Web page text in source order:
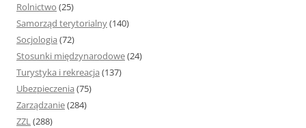
Rolnictwo (25)
Samorząd terytorialny(140)
Socjologia (72)
Stosunki międzynarodowe(24)
Turystyka i rekreacja (137)
Ubezpieczenia (75)
Zarządzanie(284)
ZZL(288)